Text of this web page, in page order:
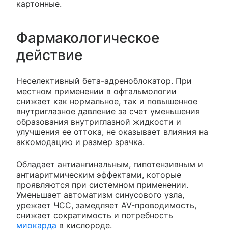
картонные.
Фармакологическое
действие
Неселективный бета-адреноблокатор. При
местном применении в офтальмологии
снижает как нормальное, так и повышенное
внутриглазное давление за счет уменьшения
образования внутриглазной жидкости и
улучшения ее оттока, не оказывает влияния на
аккомодацию и размер зрачка.
Обладает антиангинальным, гипотензивным и
антиаритмическим эффектами, которые
проявляются при системном применении.
Уменьшает автоматизм синусового узла,
урежает ЧСС, замедляет AV-проводимость,
снижает сократимость и потребность
миокарда в кислороде.